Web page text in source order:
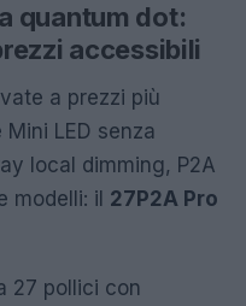
quantum dot:
accessibili
a prezzi più
LED senza
local dimming, P2A
modelli: il 27P2A Pro
27 pollici con